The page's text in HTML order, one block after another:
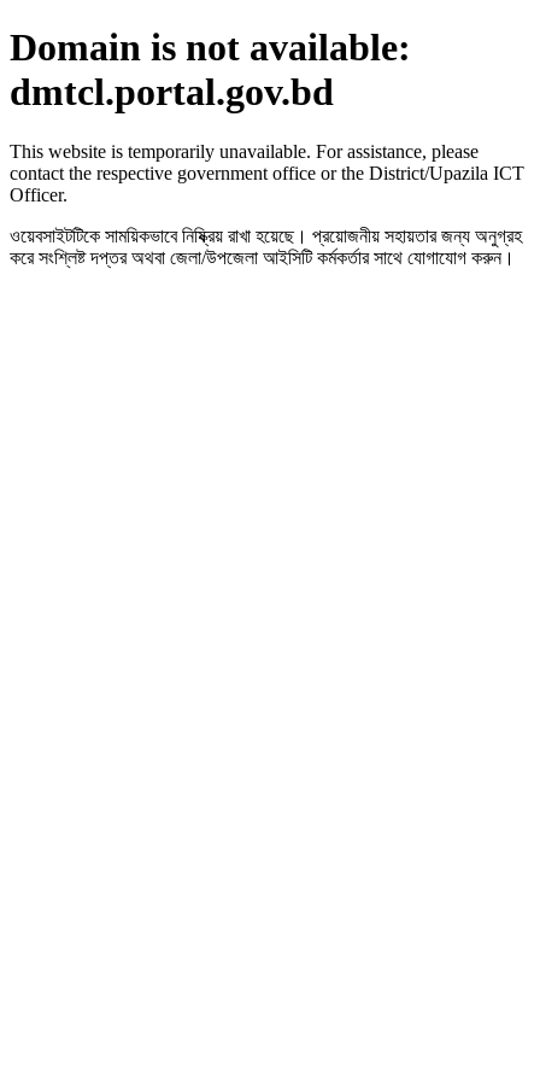
Domain is not available:
dmtcl.portal.gov.bd
This website is temporarily unavailable. For assistance, please
contact the respective government office or the District/Upazila ICT
Officer.
ওয়েবসাইটটিকে সাময়িকভাবে নিষ্ক্রিয় রাখা হয়েছে। প্রয়োজনীয় সহায়তার জন্য অনুগ্রহ
করে সংশ্লিষ্ট দপ্তর অথবা জেলা/উপজেলা আইসিটি কর্মকর্তার সাথে যোগাযোগ করুন।